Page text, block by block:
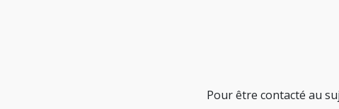
Pour être contacté au